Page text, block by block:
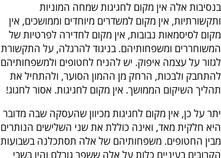
בנסיבות אלה אין מקום לחגיגות שמחה המוניות
ותקשורתיות, אין מקום למשדרים מיוחדים וממושכים, אין
מקום לסיסמאות נבובות, אין מקום לחדירה לפרטיות של
המשוחררים ומשפחותיהם. בניגוד להרגלה, על התקשורת
לגזור על עצמה איפוק. יש להניח לחטופים ולמשפחותיהם
להתחבק ולבכות, הרחק מן ההמון הסוער, ולהתחיל את
תהליך השיקום הממושך. אין מקום לחגיגות. אסור לחגוג!
יתר על כן, אין מקום לחגיגות מכיוון שהעסקה שבה מדובר
היא חלקית מאד, ואינה כוללת את שני השלישים הנותרים
מבין החטופים. משפחותיהם של אלה תסתכלנה בשבועות
הקרובים בעיניים כלות על אלה ששפר גורלם והיו בשבי